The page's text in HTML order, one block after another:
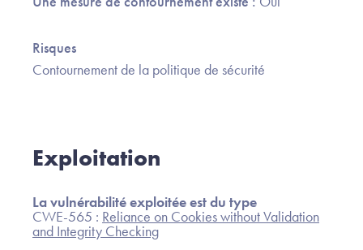
Risques
Contournement de la politique de sécurité
Exploitation
La vulnérabilité exploitée est du type
CWE-565 : Reliance on Cookies without Validation
and Integrity Checking